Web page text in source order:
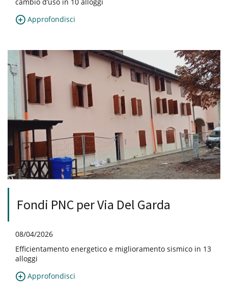
Approfondisci
Fondi PNC per Via Del Garda
08/04/2026
Efficientamento energetico e miglioramento sismico in 13
alloggi
Approfondisci